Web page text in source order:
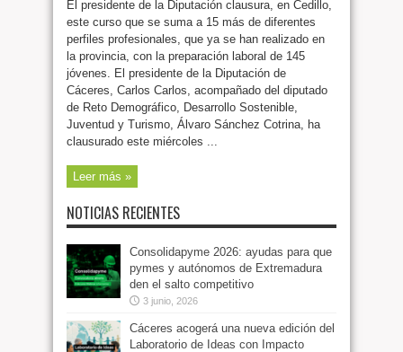
El presidente de la Diputación clausura, en Cedillo,
este curso que se suma a 15 más de diferentes
perfiles profesionales, que ya se han realizado en
la provincia, con la preparación laboral de 145
jóvenes. El presidente de la Diputación de
Cáceres, Carlos Carlos, acompañado del diputado
de Reto Demográfico, Desarrollo Sostenible,
Juventud y Turismo, Álvaro Sánchez Cotrina, ha
clausurado este miércoles ...
Leer más »
NOTICIAS RECIENTES
Consolidapyme 2026: ayudas para que
pymes y autónomos de Extremadura
den el salto competitivo
3 junio, 2026
Cáceres acogerá una nueva edición del
Laboratorio de Ideas con Impacto